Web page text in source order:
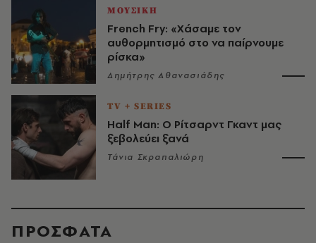
ΜΟΥΣΙΚΗ
French Fry: «Χάσαμε τον
αυθορμητισμό στο να παίρνουμε
ρίσκα»
Δημήτρης Αθανασιάδης
TV + SERIES
Half Man: Ο Ρίτσαρντ Γκαντ μας
ξεβολεύει ξανά
Τάνια Σκραπαλιώρη
ΠΡΟΣΦΑΤΑ